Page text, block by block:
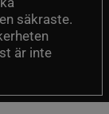
säkraste.
är inte